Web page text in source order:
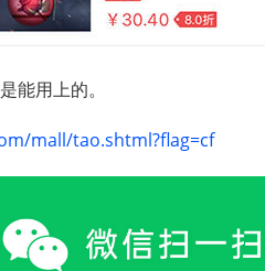
能用上的。
mall/tao.shtml?flag=cf